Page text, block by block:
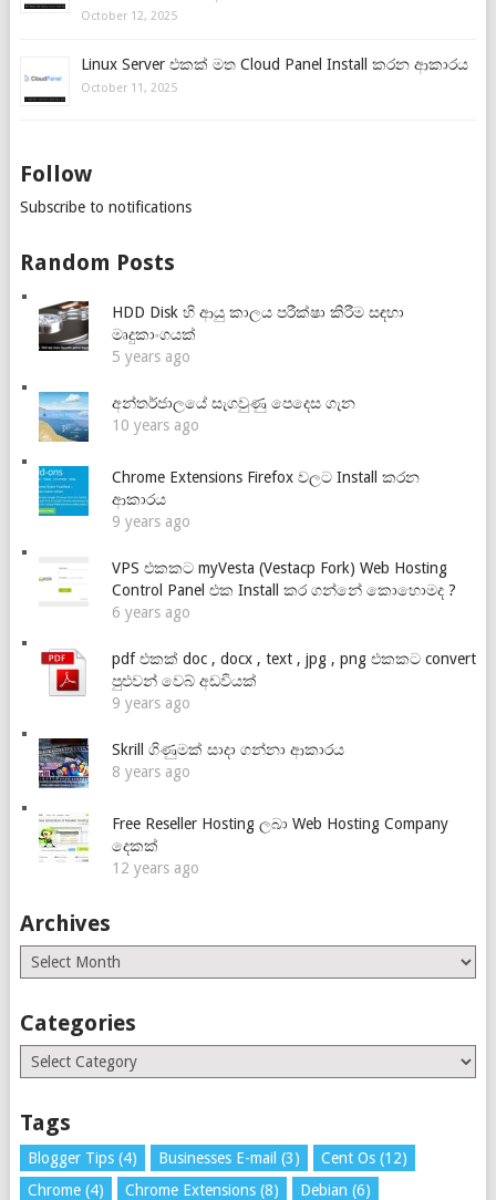
October 12, 2025
Linux Server එකක් මත Cloud Panel Install කරන ආකාරය
October 11, 2025
Follow
Subscribe to notifications
Random Posts
HDD Disk හි ආයු කාලය පරීක්ෂා කිරීම සඳහා
මෘදුකාංගයක්
5 years ago
අන්තර්ජාලයේ සැගවුණු පෙදෙස ගැන
10 years ago
Chrome Extensions Firefox වලට Install කරන
ආකාරය
9 years ago
VPS එකකට myVesta (Vestacp Fork) Web Hosting
Control Panel එක Install කර ගන්නේ කොහොමද ?
6 years ago
pdf එකක් doc , docx , text , jpg , png එකකට convert
පුළුවන් වෙබ් අඩවියක්
9 years ago
Skrill ගිණුමක් සාදා ගන්නා ආකාරය
8 years ago
Free Reseller Hosting ලබා Web Hosting Company
දෙකක්
12 years ago
Archives
Archives
Categories
Categories
Tags
Blogger Tips(4) Businesses E-mail (3) Cent Os(12)
Chrome(4) Chrome Extensions(8) Debian (6)